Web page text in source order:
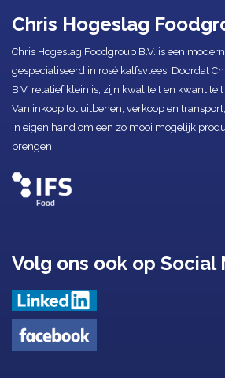
Chris Hogeslag
Chris Hogeslag Foodgroup B.V. is een
gespecialiseerd in rosé kalfsvlees. Doordat
B.V. relatief klein is, zijn kwaliteit en
Van inkoop tot uitbenen, verkoop en
in eigen hand om een zo mooi mogelijk
brengen.
Volg ons ook op Social